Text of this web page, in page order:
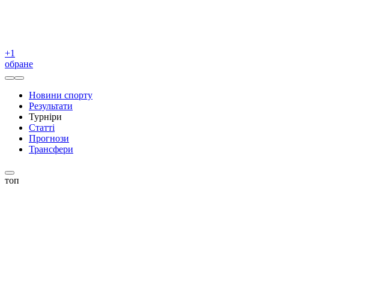
+1
обране
Новини спорту
Результати
Турніри
Статті
Прогнози
Трансфери
топ